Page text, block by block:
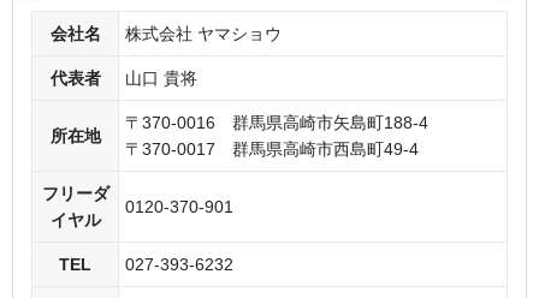
会社名 株式会社 ヤマショウ
代表者 山口 貴将
所在地
〒370-0016 群馬県高崎市矢島町188-4
〒370-0017 群馬県高崎市西島町49-4
フリーダ
イヤル
0120-370-901
TEL 027-393-6232